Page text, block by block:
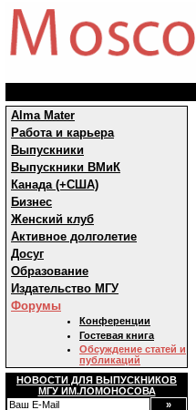
Alma Mater
Работа и карьера
Выпускники
Выпускники ВМиК
Канада (+США)
Бизнес
Женский клуб
Активное долголетие
Досуг
Образование
Издательство МГУ
Форумы
Конференции
Гостевая книга
Обсуждение статей и
публикаций
НОВОСТИ ДЛЯ ВЫПУСКНИКОВ
МГУ ИМ.ЛОМОНОСОВА